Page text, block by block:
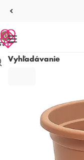
Vyhľadávanie
0